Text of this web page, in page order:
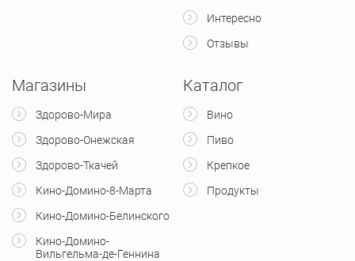
Интересно
Отзывы
Магазины
Здорово-Мира
Здорово-Онежская
Здорово-Ткачей
Кино-Домино-8-Марта
Кино-Домино-Белинского
Кино-Домино-
Вильгельма-де-Геннина
Каталог
Вино
Пиво
Крепкое
Продукты